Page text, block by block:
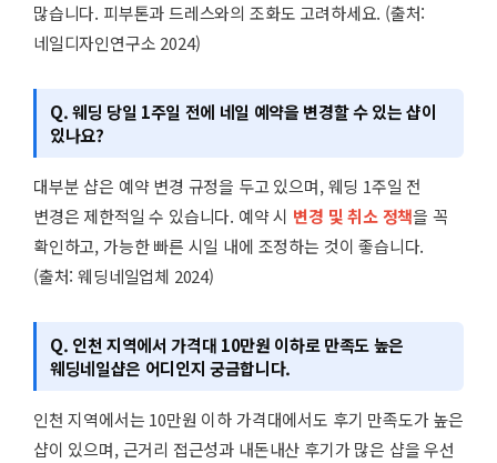
많습니다. 피부톤과 드레스와의 조화도 고려하세요. (출처:
네일디자인연구소 2024)
Q. 웨딩 당일 1주일 전에 네일 예약을 변경할 수 있는 샵이
있나요?
대부분 샵은 예약 변경 규정을 두고 있으며, 웨딩 1주일 전
변경은 제한적일 수 있습니다. 예약 시 변경 및 취소 정책을 꼭
확인하고, 가능한 빠른 시일 내에 조정하는 것이 좋습니다.
(출처: 웨딩네일업체 2024)
Q. 인천 지역에서 가격대 10만원 이하로 만족도 높은
웨딩네일샵은 어디인지 궁금합니다.
인천 지역에서는 10만원 이하 가격대에서도 후기 만족도가 높은
샵이 있으며, 근거리 접근성과 내돈내산 후기가 많은 샵을 우선